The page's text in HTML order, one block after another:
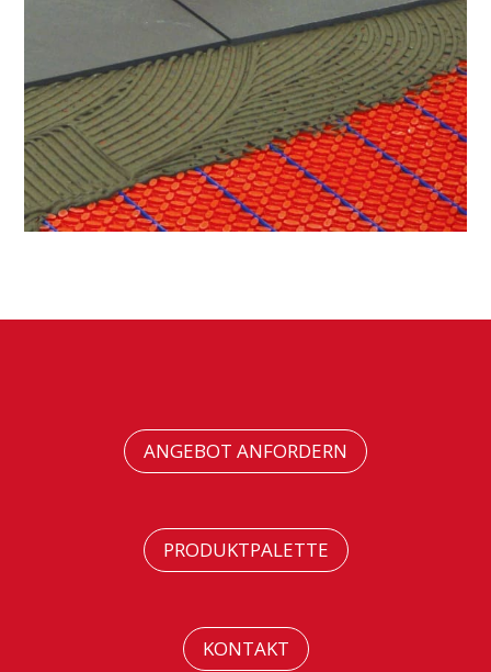
ANGEBOT ANFORDERN
PRODUKTPALETTE
KONTAKT